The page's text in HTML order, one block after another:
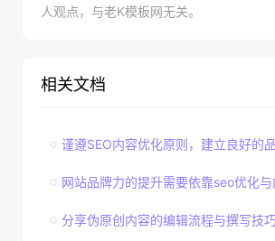
人观点，与老K模板网无关。
相关文档
谨遵SEO内容优化原则，建立良好的
网站品牌力的提升需要依靠seo优化
分享伪原创内容的编辑流程与撰写技